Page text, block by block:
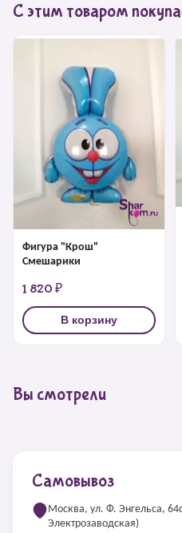
С этим товаром
Фигура "Крош"
Смешарики
1 820 ₽
В корзину
Вы смотрели
Самовывоз
Москва, ул. Ф. Энгельса,
Электрозаводская)